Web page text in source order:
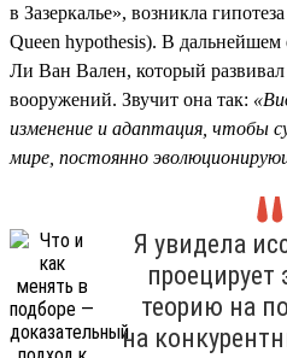
в Зазеркалье», возникла
Queen hypothesis). В дальнейшем
Ли Ван Вален, который
вооружений. Звучит она так:
изменение и адаптация, чтобы
мире, постоянно
Я увидела
проецирует
теорию на
на